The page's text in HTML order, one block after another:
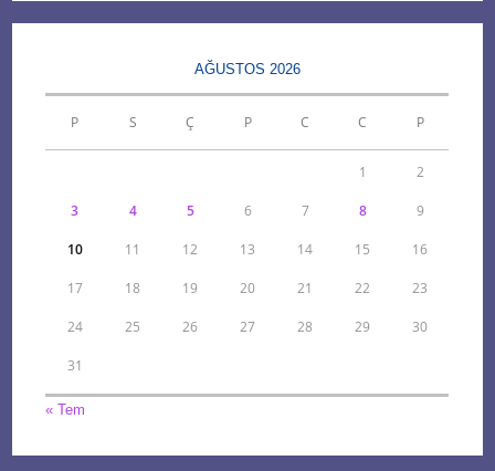
AĞUSTOS 2026
P S Ç P C C P
1 2
3 4 5 6 7 8 9
10 11 12 13 14 15 16
17 18 19 20 21 22 23
24 25 26 27 28 29 30
31
« Tem